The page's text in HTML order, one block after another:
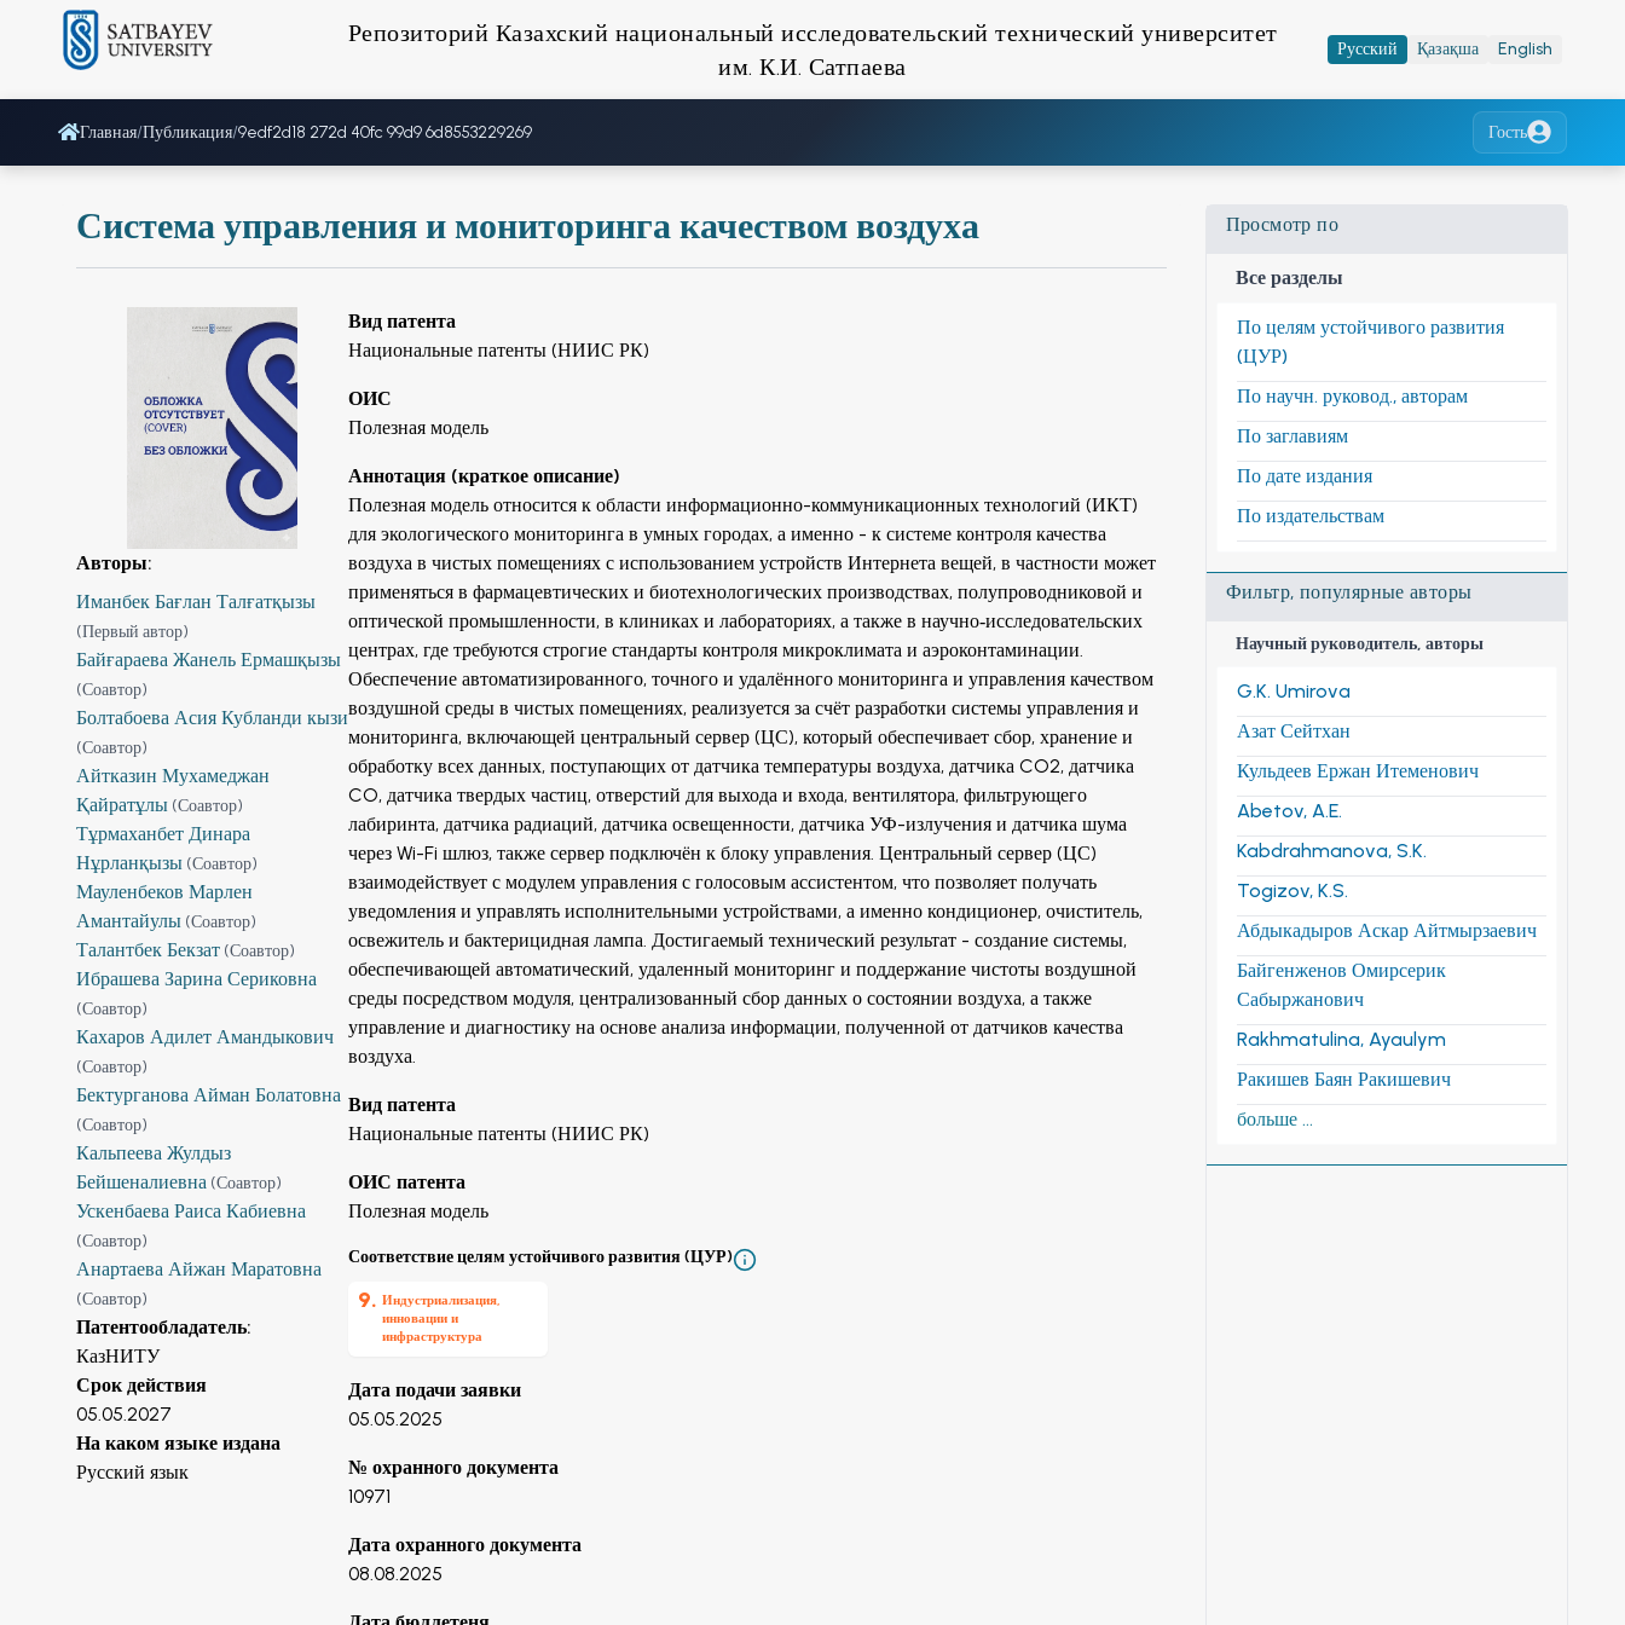
Репозиторий Казахский национальный исследовательский технический университет
им. К.И. Сатпаева
Русский Қазақша English
Главная/Публикация/9edf2d18 272d 40fc 99d9 6d8553229269 Гость
Система управления и мониторинга качеством воздуха
Авторы:
Иманбек Бағлан Талғатқызы
(Первый автор)
Байғараева Жанель Ермашқызы
(Соавтор)
Болтабоева Асия Кубланди кызи
(Соавтор)
Айтказин Мухамеджан
Қайратұлы (Соавтор)
Тұрмаханбет Динара
Нұрланқызы (Соавтор)
Мауленбеков Марлен
Амантайулы (Соавтор)
Талантбек Бекзат (Соавтор)
Ибрашева Зарина Сериковна
(Соавтор)
Кахаров Адилет Амандыкович
(Соавтор)
Бектурганова Айман Болатовна
(Соавтор)
Кальпеева Жулдыз
Бейшеналиевна (Соавтор)
Ускенбаева Раиса Кабиевна
(Соавтор)
Анартаева Айжан Маратовна
(Соавтор)
Патентообладатель:
КазНИТУ
Срок действия
05.05.2027
На каком языке издана
Русский язык
Вид патента
Национальные патенты (НИИС РК)
ОИС
Полезная модель
Аннотация (краткое описание)
Полезная модель относится к области информационно-коммуникационных технологий (ИКТ)
для экологического мониторинга в умных городах, а именно - к системе контроля качества
воздуха в чистых помещениях с использованием устройств Интернета вещей, в частности может
применяться в фармацевтических и биотехнологических производствах, полупроводниковой и
оптической промышленности, в клиниках и лабораториях, а также в научно‑исследовательских
центрах, где требуются строгие стандарты контроля микроклимата и аэроконтаминации.
Обеспечение автоматизированного, точного и удалённого мониторинга и управления качеством
воздушной среды в чистых помещениях, реализуется за счёт разработки системы управления и
мониторинга, включающей центральный сервер (ЦС), который обеспечивает сбор, хранение и
обработку всех данных, поступающих от датчика температуры воздуха, датчика CO2, датчика
CO, датчика твердых частиц, отверстий для выхода и входа, вентилятора, фильтрующего
лабиринта, датчика радиаций, датчика освещенности, датчика УФ-излучения и датчика шума
через Wi-Fi шлюз, также сервер подключён к блоку управления. Центральный сервер (ЦС)
взаимодействует с модулем управления с голосовым ассистентом, что позволяет получать
уведомления и управлять исполнительными устройствами, а именно кондиционер, очиститель,
освежитель и бактерицидная лампа. Достигаемый технический результат - создание системы,
обеспечивающей автоматический, удаленный мониторинг и поддержание чистоты воздушной
среды посредством модуля, централизованный сбор данных о состоянии воздуха, а также
управление и диагностику на основе анализа информации, полученной от датчиков качества
воздуха.
Вид патента
Национальные патенты (НИИС РК)
ОИС патента
Полезная модель
Соответствие целям устойчивого развития (ЦУР)
9.Индустриализация,
инновации и
инфраструктура
Дата подачи заявки
05.05.2025
№ охранного документа
10971
Дата охранного документа
08.08.2025
Просмотр по
Все разделы
По целям устойчивого развития
(ЦУР)
По научн. руковод., авторам
По заглавиям
По дате издания
По издательствам
Фильтр, популярные авторы
Научный руководитель, авторы
G.K. Umirova
Азат Сейтхан
Кульдеев Ержан Итеменович
Abetov, A.E.
Kabdrahmanova, S.K.
Togizov, K.S.
Абдыкадыров Аскар Айтмырзаевич
Байгенженов Омирсерик
Сабыржанович
Rakhmatulina, Ayaulym
Ракишев Баян Ракишевич
больше ...